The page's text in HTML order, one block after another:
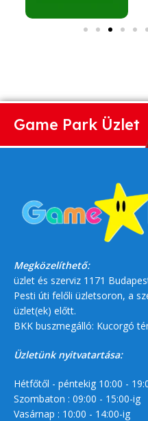
Game Park Üzlet
Megközelíthető:
üzlet és szerviz 1171
Pesti úti felőli üzletsoron, a
üzlet(ek) előtt.
BKK buszmegálló: Kucorgó
Üzletünk nyitvatartása:
Hétfőtől - péntekig 10:00 -
Szombaton : 09:00 - 15:00-ig
Vasárnap : 10:00 - 14:00-ig